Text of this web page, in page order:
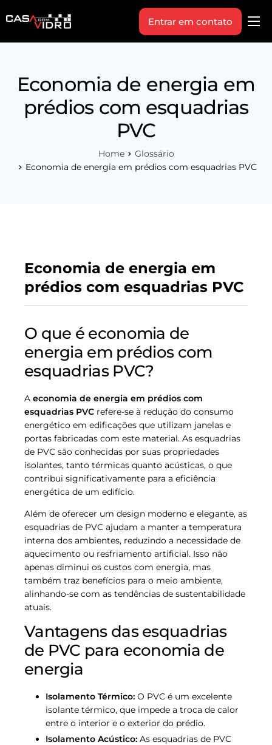
Produtos
Indique+
Blog
Vagas
Entrar em contato
Economia de energia em
prédios com esquadrias
PVC
Home
Glossário
Economia de energia em prédios com esquadrias PVC
Economia de energia em
prédios com esquadrias PVC
O que é economia de
energia em prédios com
esquadrias PVC?
A economia de energia em prédios com
esquadrias PVC refere-se à redução do consumo
energético em edificações que utilizam janelas e
portas fabricadas com este material. As esquadrias
de PVC são conhecidas por suas propriedades
isolantes, tanto térmicas quanto acústicas, o que
contribui significativamente para a eficiência
energética de um edifício.
Além de oferecer um design moderno e elegante, as
esquadrias de PVC ajudam a manter a temperatura
interna dos ambientes, reduzindo a necessidade de
aquecimento ou resfriamento artificial. Isso não
apenas diminui os custos com energia, mas
também traz benefícios para o meio ambiente,
alinhando-se com as tendências de sustentabilidade
atuais.
Vantagens das esquadrias
de PVC para economia de
energia
Isolamento Térmico: O PVC é um excelente
isolante térmico, que impede a troca de calor
entre o interior e o exterior do prédio.
Isolamento Acústico: As esquadrias de PVC